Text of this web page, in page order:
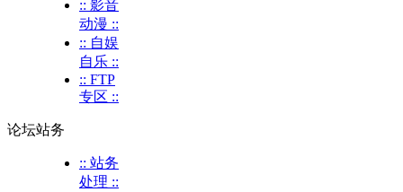
:: 影音
动漫 ::
:: 自娱
自乐 ::
:: FTP
专区 ::
论坛站务
:: 站务
处理 ::